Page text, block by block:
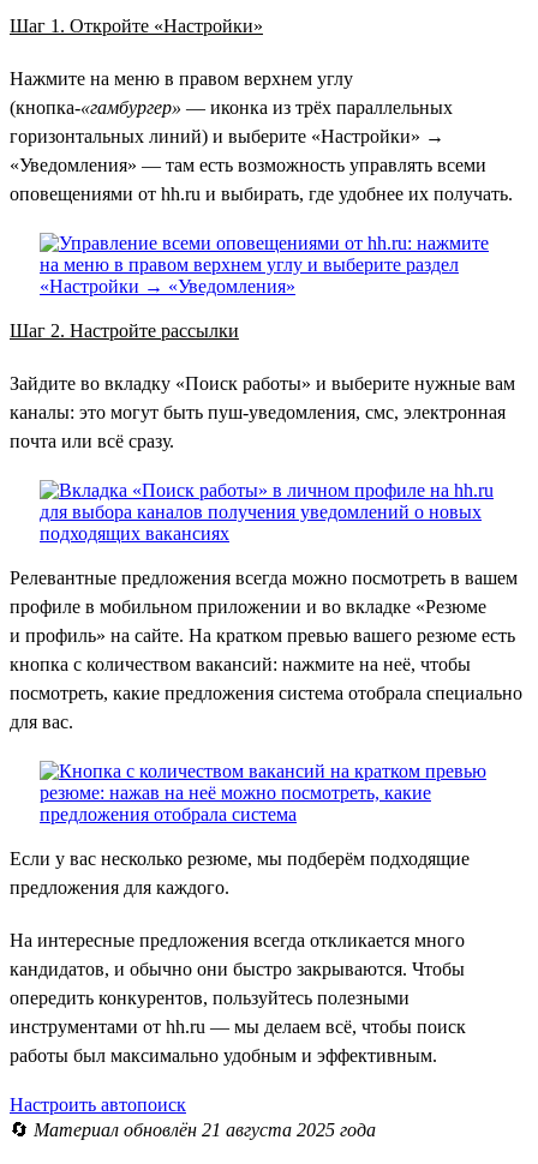
Шаг 1. Откройте «Настройки»
Нажмите на меню в правом верхнем углу
(кнопка-«гамбургер» — иконка из трёх параллельных
горизонтальных линий) и выберите «Настройки» →
«Уведомления» — там есть возможность управлять всеми
оповещениями от hh.ru и выбирать, где удобнее их получать.
Шаг 2. Настройте рассылки
Зайдите во вкладку «Поиск работы» и выберите нужные вам
каналы: это могут быть пуш-уведомления, смс, электронная
почта или всё сразу.
Релевантные предложения всегда можно посмотреть в вашем
профиле в мобильном приложении и во вкладке «Резюме
и профиль» на сайте. На кратком превью вашего резюме есть
кнопка с количеством вакансий: нажмите на неё, чтобы
посмотреть, какие предложения система отобрала специально
для вас.
Если у вас несколько резюме, мы подберём подходящие
предложения для каждого.
На интересные предложения всегда откликается много
кандидатов, и обычно они быстро закрываются. Чтобы
опередить конкурентов, пользуйтесь полезными
инструментами от hh.ru — мы делаем всё, чтобы поиск
работы был максимально удобным и эффективным.
Настроить автопоиск
🔄 Материал обновлён 21 августа 2025 года